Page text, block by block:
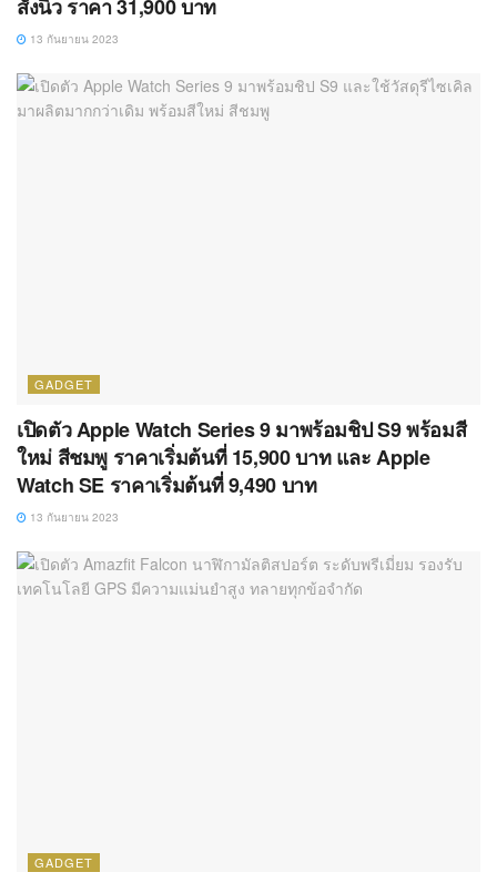
สั่งนิ้ว ราคา 31,900 บาท
13 กันยายน 2023
GADGET
เปิดตัว Apple Watch Series 9 มาพร้อมชิป S9 พร้อมสี
ใหม่ สีชมพู ราคาเริ่มต้นที่ 15,900 บาท และ Apple
Watch SE ราคาเริ่มต้นที่ 9,490 บาท
13 กันยายน 2023
GADGET